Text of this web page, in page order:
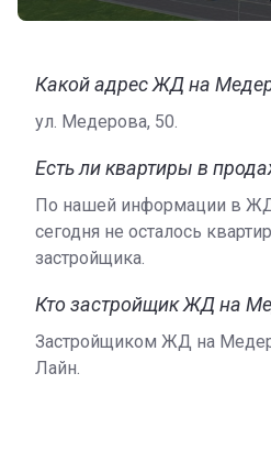
Какой адрес ЖД на
ул. Медерова, 50.
Есть ли квартиры в
По нашей информации в
сегодня не осталось
застройщика.
Кто застройщик ЖД на
Застройщиком ЖД на
Лайн.